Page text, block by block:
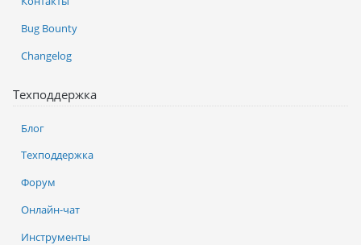
Bug Bounty
Changelog
Техподдержка
Блог
Техподдержка
Форум
Онлайн-чат
Инструменты